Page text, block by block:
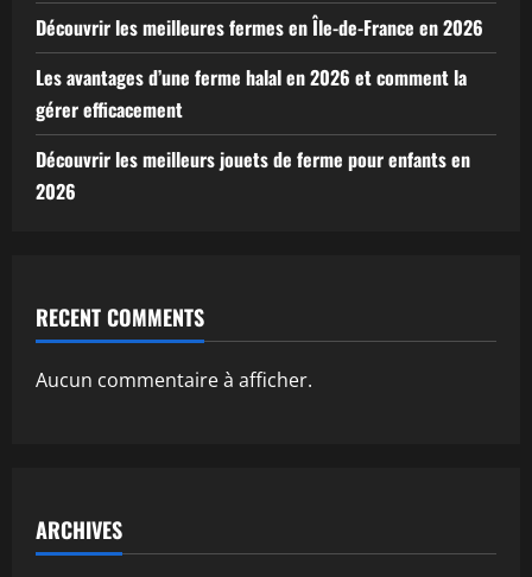
Découvrir les meilleures fermes en Île-de-France en 2026
Les avantages d’une ferme halal en 2026 et comment la
gérer efficacement
Découvrir les meilleurs jouets de ferme pour enfants en
2026
RECENT COMMENTS
Aucun commentaire à afficher.
ARCHIVES